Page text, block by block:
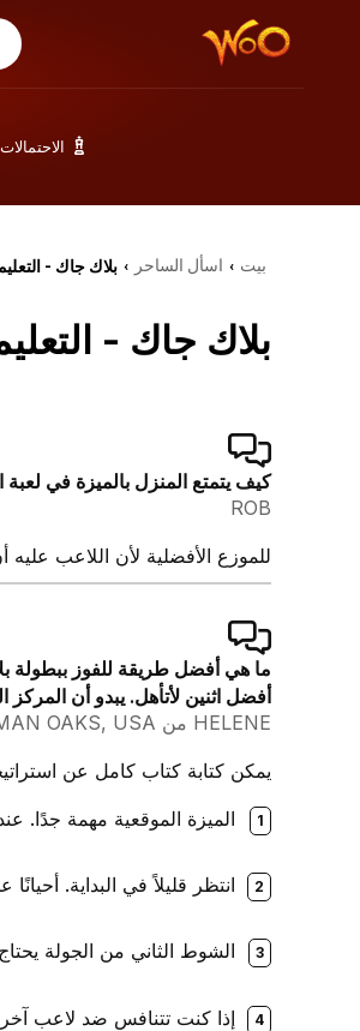
بيت › اسأل الساحر › بلاك جاك -
بلاك جاك -
كيف يتمتع المنزل بالميزة في لعبة
ROB
للموزع الأفضلية لأن اللاعب
ما هي أفضل طريقة للفوز ببطولة
أفضل اثنين لأتأهل. يبدو أن
HELENE من SHERMAN OAKS, USA
يمكن كتابة كتاب كامل عن
الميزة الموقعية مهمة جدًا.
انتظر قليلاً في البداية.
الشوط الثاني من الجولة
إذا كنت تتنافس ضد لاعب